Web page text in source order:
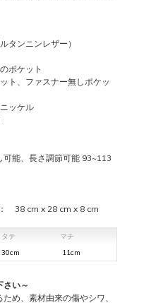
ンニンレザー）
ポケット
、ファスナー無しポケッ
ッケル
可能、長さ調節可能 93~113
38 cm x 28 cm x 8 cm
タテ
マチ
30cm 11cm
さい～
め、素材由来の傷やシワ、